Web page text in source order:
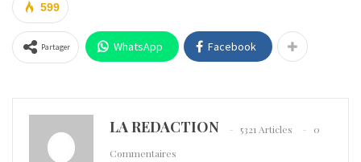
599
Partager WhatsApp Facebook
LA REDACTION 5321 Articles
0
Commentaires